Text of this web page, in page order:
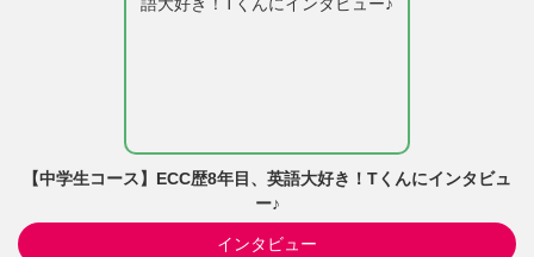
【中学生コース】ECC歴8年目、英語大好き！Tくんにインタビュ
ー♪
インタビュー